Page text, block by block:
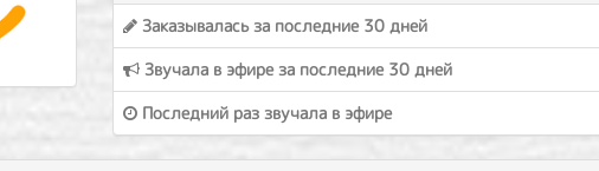
Заказывалась за последние 30 дней
Звучала в эфире за последние 30 дней
Последний раз звучала в эфире